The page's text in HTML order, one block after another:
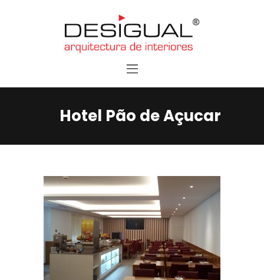
Hotel Pão de Açucar
Home
Contacts